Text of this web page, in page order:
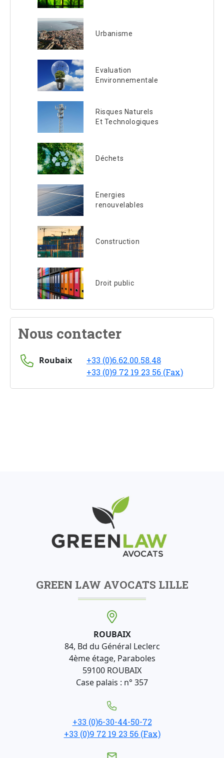
Urbanisme
Evaluation
Environnementale
Risques Naturels
Et Technologiques
Déchets
Energies
renouvelables
Construction
Droit public
Nous contacter
Roubaix
+33 (0)6.62.00.58.48
+33 (0)9 72 19 23 56 (Fax)
GREEN LAW AVOCATS LILLE
ROUBAIX
84, Bd du Général Leclerc
4ème étage, Paraboles
59100 ROUBAIX
Case palais : n° 357
+33 (0)6-30-44-50-72
+33 (0)9 72 19 23 56 (Fax)